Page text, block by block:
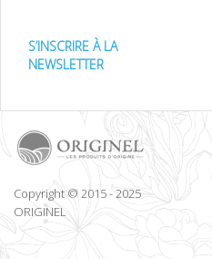
S’INSCRIRE À LA
NEWSLETTER
Copyright © 2015 - 2025
ORIGINEL